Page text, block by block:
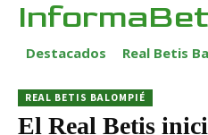
Destacados Real Betis
REAL BETIS BALOMPIÉ
El Real Betis